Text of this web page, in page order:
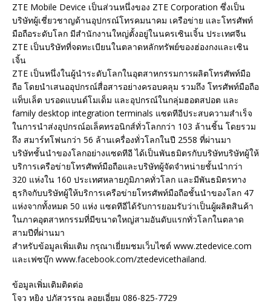
ZTE Mobile Device เป็นส่วนหนึ่งของ ZTE Corporation ซึ่งเป็น
บริษัทผู้เชี่ยวชาญด้านอุปกรณ์โทรคมนาคม เครือข่าย และโทรศัพท์
มือถือระดับโลก มีสำนักงานใหญ่ตั้งอยู่ในนครเซินเจิ้น ประเทศจีน
ZTE เป็นบริษัทที่จดทะเบียนในตลาดหลักทรัพย์ของฮ่องกงและเซิน
เจิ้น
ZTE เป็นหนึ่งในผู้นำระดับโลกในอุตสาหกรรมการผลิตโทรศัพท์มือ
ถือ โดยนำเสนออุปกรณ์สื่อสารอย่างครอบคลุม รวมถึง โทรศัพท์มือถือ
แท็บเล็ต บรอดแบนด์โมเด็ม และอุปกรณ์ในกลุ่มฮอตสปอต และ
family desktop integration terminals แซดทีอีประสบความสำเร็จ
ในการนำส่งอุปกรณ์อเล็คทรอนิกส์ทั่วโลกกว่า 103 ล้านชิ้น โดยรวม
ถึง สมาร์ทโฟนกว่า 56 ล้านเครื่องทั่วโลกในปี 2558 ที่ผ่านมา
บริษัทชั้นนำของโลกอย่างแซดทีอี ได้เป็นพันธมิตรกับบริษัทบริษัทผู้ให้
บริการเครือข่ายโทรศัพท์มือถือและบริษัทผู้จัดจำหน่ายชั้นนำกว่า
320 แห่งใน 160 ประเทศหลายภูมิภาคทั่วโลก และมีพันธมิตรทาง
ธุรกิจกับบริษัทผู้ให้บริการเครือข่ายโทรศัพท์มือถือชั้นนำของโลก 47
แห่งจากทั้งหมด 50 แห่ง แซดทีอีได้รับการยอมรับว่าเป็นผู้ผลิตสินค้า
ในภาคอุตสาหกรรมที่มีขนาดใหญ่สามอันดับแรกทั่วโลกในตลาด
สามปีที่ผ่านมา
สำหรับข้อมูลเพิ่มเติม กรุณาเยี่ยมชมเว็บไซต์ www.ztedevice.com
และเฟซบุ๊ก www.facebook.com/ztedevicethailand.
ข้อมูลเพิ่มเติมติดต่อ
โจว หยิง ปภัสวรรณ ลอยเอี่ยม 086-825-7729